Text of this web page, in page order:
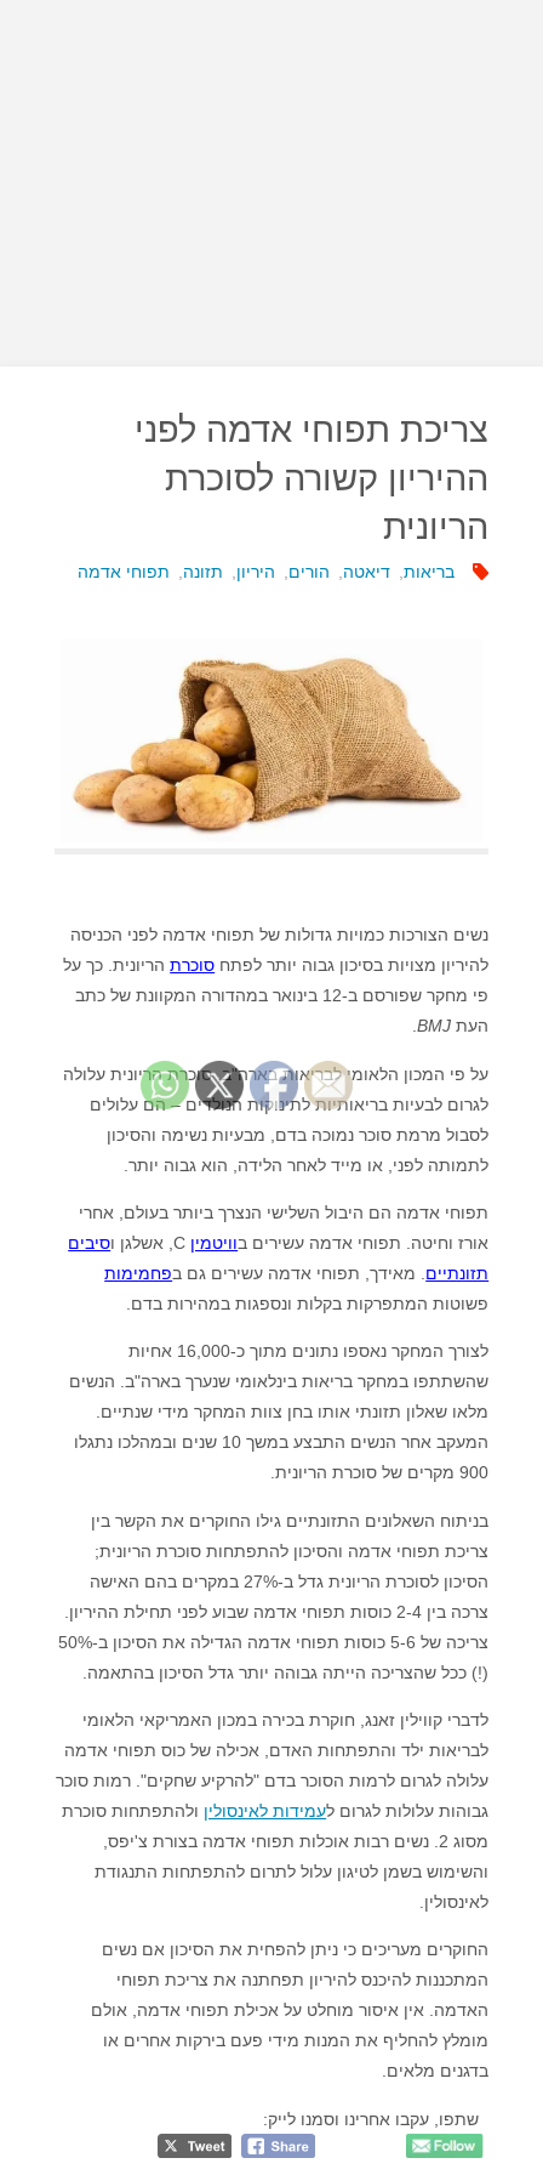
צריכת תפוחי אדמה לפני
ההיריון קשורה לסוכרת
הריונית
בריאות דיאטה הורים היריון תזונה תפוחי אדמה
נשים הצורכות כמויות גדולות של תפוחי אדמה לפני הכניסה
להיריון מצויות בסיכון גבוה יותר לפתח סוכרתהריונית. כך על
פי מחקר שפורסם ב-12 בינואר במהדורה המקוונת של כתב
העת BMJ
.
על פי המכון הלאומי לבריאות בארה"ב, סוכרת הריונית עלולה
לגרום לבעיות בריאותיות לתינוקות הנולדים – הם עלולים
לסבול מרמת סוכר נמוכה בדם, מבעיות נשימה והסיכון
לתמותה לפני, או מייד לאחר הלידה, הוא גבוה יותר.
תפוחי אדמה הם היבול השלישי הנצרך ביותר בעולם, אחרי
אורז וחיטה. תפוחי אדמה עשירים בוויטמין
סיבים
תזונתיים . מאידך, תפוחי אדמה עשירים גם בפחמימות
פשוטות המתפרקות בקלות ונספגות במהירות בדם.
לצורך המחקר נאספו נתונים מתוך כ-16,000 אחיות
שהשתתפו במחקר בריאות בינלאומי שנערך בארה"ב. הנשים
מלאו שאלון תזונתי אותו בחן צוות המחקר מידי שנתיים.
המעקב אחר הנשים התבצע במשך 10 שנים ובמהלכו נתגלו
900 מקרים של סוכרת הריונית.
בניתוח השאלונים התזונתיים גילו החוקרים את הקשר בין
צריכת תפוחי אדמה והסיכון להתפתחות סוכרת הריונית;
הסיכון לסוכרת הריונית גדל ב-27% במקרים בהם האישה
צרכה בין 2-4 כוסות תפוחי אדמה שבוע לפני תחילת ההיריון.
צריכה של 5-6 כוסות תפוחי אדמה הגדילה את הסיכון ב-50%
(!) ככל שהצריכה הייתה גבוהה יותר גדל הסיכון בהתאמה.
לדברי קווילין זאנג, חוקרת בכירה במכון האמריקאי הלאומי
לבריאות ילד והתפתחות האדם, אכילה של כוס תפוחי אדמה
עלולה לגרום לרמות הסוכר בדם "להרקיע שחקים". רמות סוכר
גבוהות עלולות לגרום לעמידות לאינסולין ולהתפתחות סוכרת
מסוג 2. נשים רבות אוכלות תפוחי אדמה בצורת צ'יפס,
והשימוש בשמן לטיגון עלול לתרום להתפתחות התנגודת
לאינסולין.
החוקרים מעריכים כי ניתן להפחית את הסיכון אם נשים
המתכננות להיכנס להיריון תפחתנה את צריכת תפוחי
האדמה. אין איסור מוחלט על אכילת תפוחי אדמה, אולם
מומלץ להחליף את המנות מידי פעם בירקות אחרים או
בדגנים מלאים.
שתפו, עקבו אחרינו וסמנו לייק: